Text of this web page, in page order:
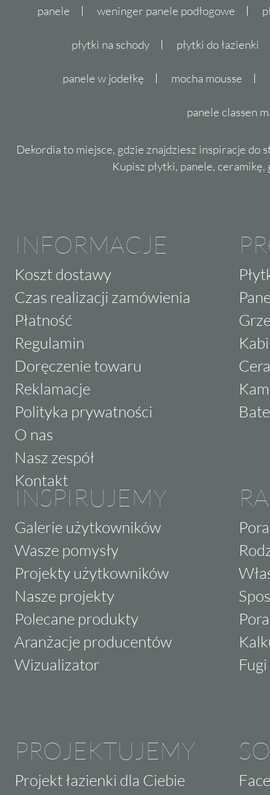
panele weninger panele podłogowe
płytki na schody płytki do łazienki
panele w jodełkę mocha mousse
panele classen
Dekordia to miejsce, gdzie znajdziesz inspiracje do
Kupisz płytki, panele,
INFORMACJE
Koszt dostawy
Czas realizacji zamówienia
Płatność
Regulamin
Doręczenie towaru
Reklamacje
Polityka prywatności
O nas
Nasz zespół
Kontakt
INSPIRUJEMY
Galerie użytkowników
Wasze pomysły
Projekty użytkowników
Nasze projekty
Polecane produkty
Aranżacje producentów
Wizualizator
PROJEKTUJEMY
Projekt łazienki dla Ciebie